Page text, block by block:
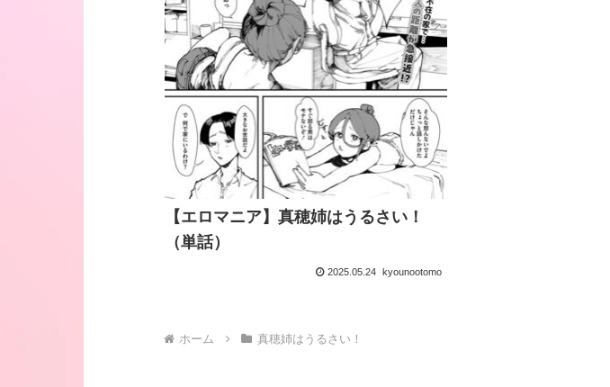
【エロマニア】真穂姉はうるさい！
（単話）
2025.05.24 kyounootomo
ホーム 真穂姉はうるさい！